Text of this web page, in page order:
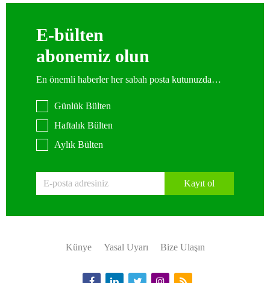
E-bülten
abonemiz olun
En önemli haberler her sabah posta kutunuzda…
Günlük Bülten
Haftalık Bülten
Aylık Bülten
Kayıt ol
Künye Yasal Uyarı Bize Ulaşın